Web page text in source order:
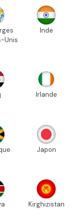
Unis
Inde
Irlande
Japon
Kirghizistan